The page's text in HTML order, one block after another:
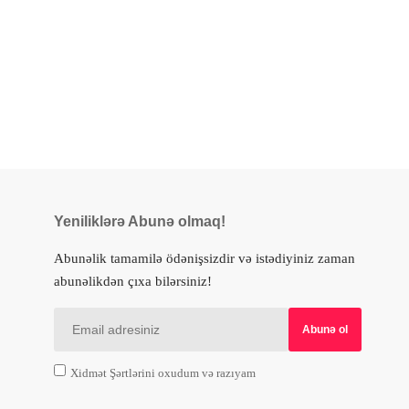
Yeniliklərə Abunə olmaq!
Abunəlik tamamilə ödənişsizdir və istədiyiniz zaman
abunəlikdən çıxa bilərsiniz!
Xidmət Şərtlərini oxudum və razıyam